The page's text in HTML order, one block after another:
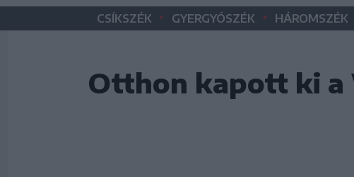
CSÍKSZÉK • GYERGYÓSZÉK • HÁROMSZÉK
Otthon kapott ki a